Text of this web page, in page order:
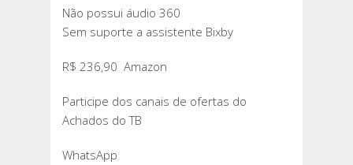
Não possui áudio 360
Sem suporte a assistente Bixby
R$ 236,90 Amazon
Participe dos canais de ofertas do
Achados do TB
WhatsApp